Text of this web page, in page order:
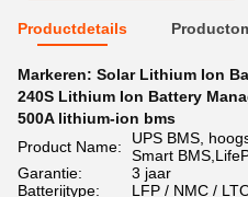
Productdetails
Markeren: Solar Lithium Ion
240S Lithium Ion Battery
500A lithium-ion bms
Product Name:
UPS BMS,
Smart
Garantie:
3 jaar
Batterijtype:
LFP / NMC /